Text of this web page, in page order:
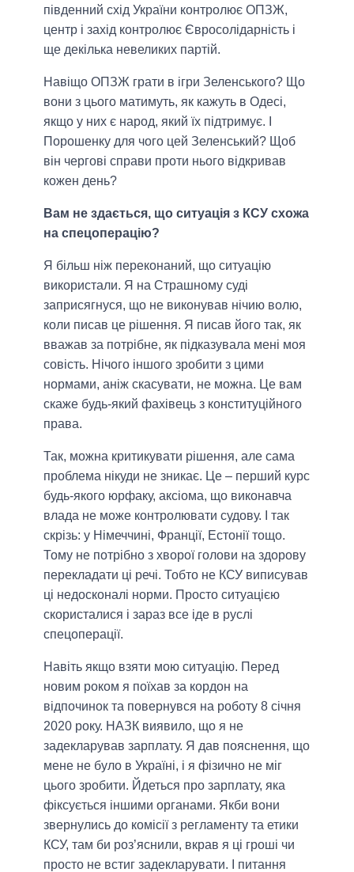
південний схід України контролює ОПЗЖ,
центр і захід контролює Євросолідарність і
ще декілька невеликих партій.
Навіщо ОПЗЖ грати в ігри Зеленського? Що
вони з цього матимуть, як кажуть в Одесі,
якщо у них є народ, який їх підтримує. І
Порошенку для чого цей Зеленський? Щоб
він чергові справи проти нього відкривав
кожен день?
Вам не здається, що ситуація з КСУ схожа
на спецоперацію?
Я більш ніж переконаний, що ситуацію
використали. Я на Страшному суді
заприсягнуся, що не виконував нічию волю,
коли писав це рішення. Я писав його так, як
вважав за потрібне, як підказувала мені моя
совість. Нічого іншого зробити з цими
нормами, аніж скасувати, не можна. Це вам
скаже будь-який фахівець з конституційного
права.
Так, можна критикувати рішення, але сама
проблема нікуди не зникає. Це – перший курс
будь-якого юрфаку, аксіома, що виконавча
влада не може контролювати судову. І так
скрізь: у Німеччині, Франції, Естонії тощо.
Тому не потрібно з хворої голови на здорову
перекладати ці речі. Тобто не КСУ виписував
ці недосконалі норми. Просто ситуацією
скористалися і зараз все іде в руслі
спецоперації.
Навіть якщо взяти мою ситуацію. Перед
новим роком я поїхав за кордон на
відпочинок та повернувся на роботу 8 січня
2020 року. НАЗК виявило, що я не
задекларував зарплату. Я дав пояснення, що
мене не було в Україні, і я фізично не міг
цього зробити. Йдеться про зарплату, яка
фіксується іншими органами. Якби вони
звернулись до комісії з регламенту та етики
КСУ, там би роз’яснили, вкрав я ці гроші чи
просто не встиг задекларувати. І питання